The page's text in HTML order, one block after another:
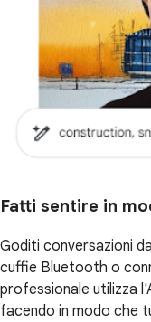
Fatti sentire in
Goditi conversazioni
cuffie Bluetooth o
professionale utilizza
facendo in modo che